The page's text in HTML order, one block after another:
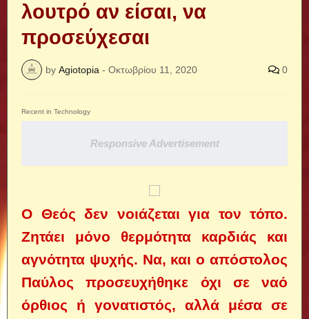
λουτρό αν είσαι, να
προσεύχεσαι
by Agiotopia - Οκτωβρίου 11, 2020 0
Recent in Technology
Responsive Advertisement
Ο Θεός δεν νοιάζεται για τον τόπο.
Ζητάει μόνο θερμότητα καρδιάς και
αγνότητα ψυχής. Να, και ο απόστολος
Παύλος προσευχήθηκε όχι σε ναό
όρθιος ή γονατιστός, αλλά μέσα σε